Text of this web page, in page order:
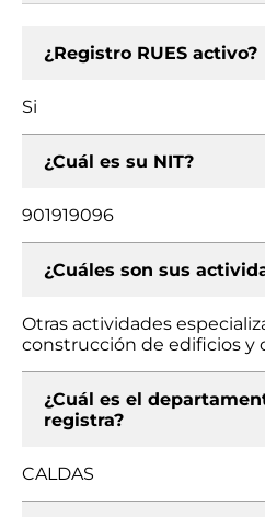
¿Registro RUES activo?
Si
¿Cuál es su NIT?
901919096
¿Cuáles son sus
Otras actividades
construcción de edificios y
¿Cuál es el
registra?
CALDAS